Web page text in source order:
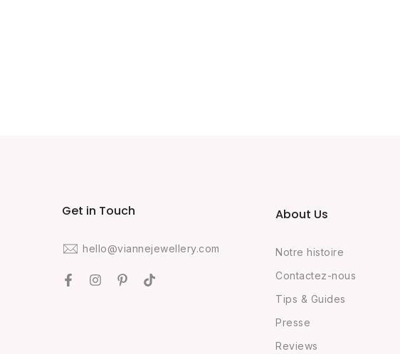
Get in Touch
hello@viannejewellery.com
About Us
Notre histoire
Contactez-nous
Tips & Guides
Presse
Reviews